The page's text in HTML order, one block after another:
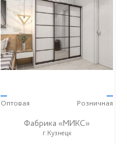
—
Оптовая
—
Розничная
Фабрика «МИКС»
г.Кузнецк